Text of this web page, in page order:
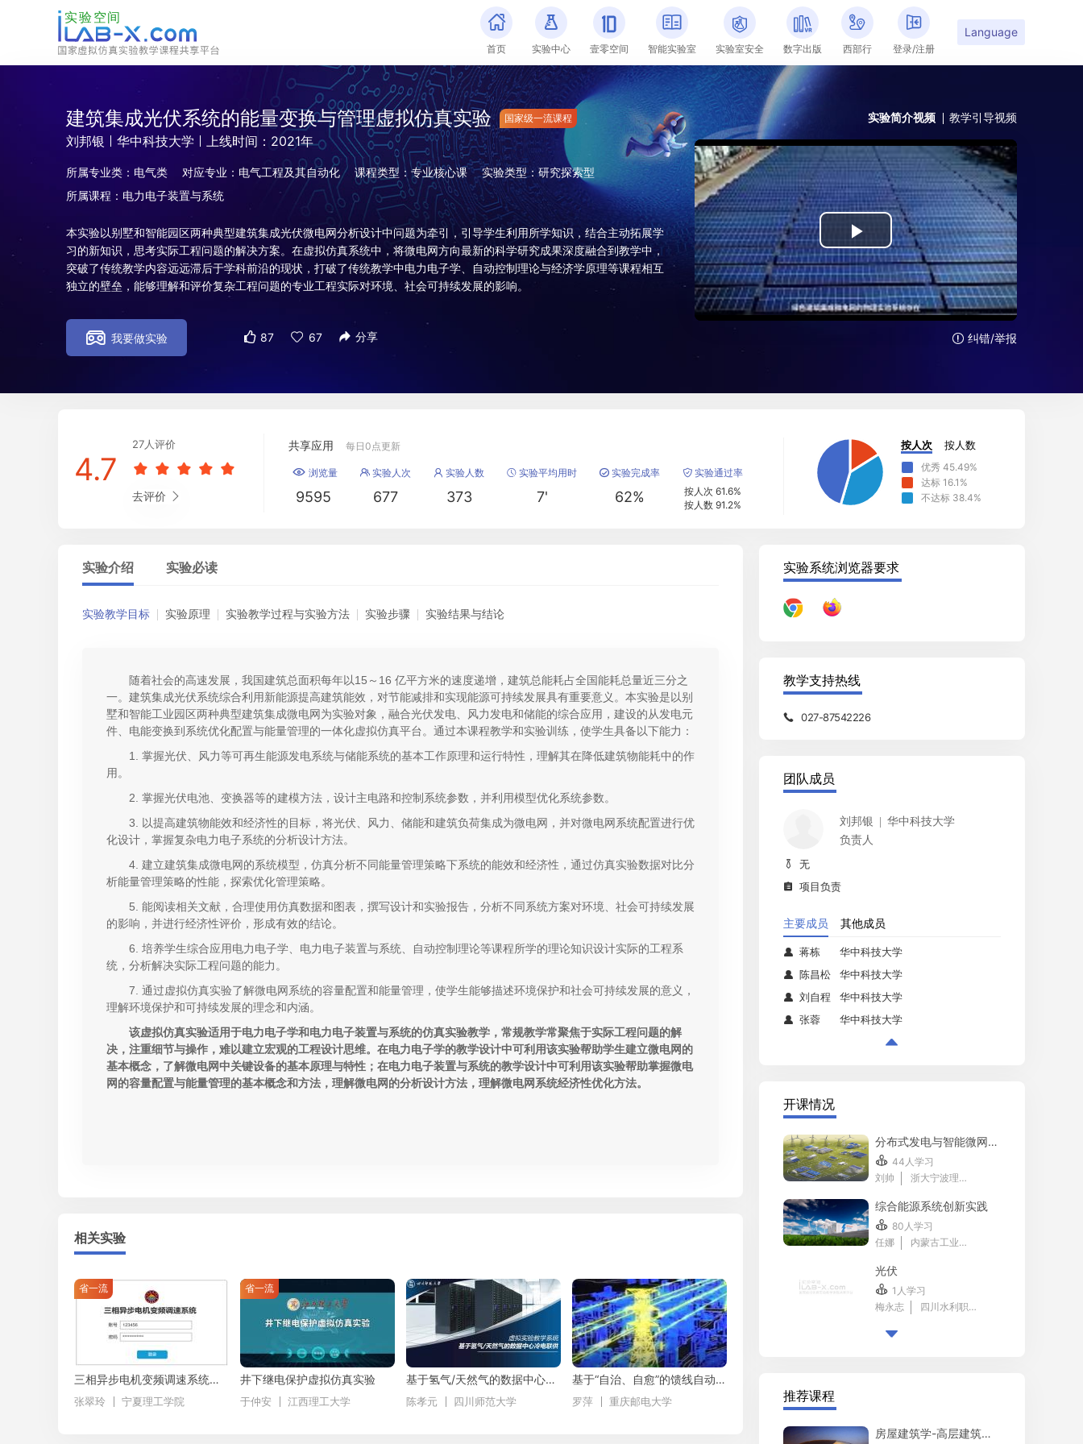
Language

首页

实验中心 壹零空间

智能实验室 实验室安全 数字出版

西部行

登录/注册
建筑集成光伏系统的能量变换与管理虚拟仿真实验 国家级一流课程
刘邦银 华中科技大学 上线时间：2021年
所属专业类：电气类 对应专业：电气工程及其自动化 课程类型：专业核心课
实验类型：研究探索型
所属课程：电力电子装置与系统
本实验以别墅和智能园区两种典型建筑集成光伏微电网分析设计中问题为牵引，引导学生利用所学知识，结合主动拓展学
习的新知识，思考实际工程问题的解决方案。在虚拟仿真系统中，将微电网方向最新的科学研究成果深度融合到教学中，
突破了传统教学内容远远滞后于学科前沿的现状，打破了传统教学中电力电子学、自动控制理论与经济学原理等课程相互
独立的壁垒，能够理解和评价复杂工程问题的专业工程实际对环境、社会可持续发展的影响。
 我要做实验  87  67  分享
实验简介视频 教学引导视频
Play
Video
 纠错/举报
4.7
27人评价
    
去评价 
共享应用 每日0点更新
 浏览量
9595
 实验人次
677
 实验人数
373
 实验平均用时
7'
 实验完成率
62%
 实验通过率
按人次 61.6%
按人数 91.2%
按人次 按人数
优秀 45.49%
达标 16.1 %
不达标 38.4%
实验介绍 实验必读
实验教学目标 实验原理 实验教学过程与实验方法 实验步骤 实验结果与结论
随着社会的高速发展，我国建筑总面积每年以15～16 亿平方米的速度递增，建筑总能耗占全国能耗总量近三分之
一。建筑集成光伏系统综合利用新能源提高建筑能效，对节能减排和实现能源可持续发展具有重要意义。本实验是以别
墅和智能工业园区两种典型建筑集成微电网为实验对象，融合光伏发电、风力发电和储能的综合应用，建设的从发电元
件、电能变换到系统优化配置与能量管理的一体化虚拟仿真平台。通过本课程教学和实验训练，使学生具备以下能力：
1. 掌握光伏、风力等可再生能源发电系统与储能系统的基本工作原理和运行特性，理解其在降低建筑物能耗中的作
用。
2. 掌握光伏电池、变换器等的建模方法，设计主电路和控制系统参数，并利用模型优化系统参数。
3. 以提高建筑物能效和经济性的目标，将光伏、风力、储能和建筑负荷集成为微电网，并对微电网系统配置进行优
化设计，掌握复杂电力电子系统的分析设计方法。
4. 建立建筑集成微电网的系统模型，仿真分析不同能量管理策略下系统的能效和经济性，通过仿真实验数据对比分
析能量管理策略的性能，探索优化管理策略。
5. 能阅读相关文献，合理使用仿真数据和图表，撰写设计和实验报告，分析不同系统方案对环境、社会可持续发展
的影响，并进行经济性评价，形成有效的结论。
6. 培养学生综合应用电力电子学、电力电子装置与系统、自动控制理论等课程所学的理论知识设计实际的工程系
统，分析解决实际工程问题的能力。
7. 通过虚拟仿真实验了解微电网系统的容量配置和能量管理，使学生能够描述环境保护和社会可持续发展的意义，
理解环境保护和可持续发展的理念和内涵。
该虚拟仿真实验适用于电力电子学和电力电子装置与系统的仿真实验教学，常规教学常聚焦于实际工程问题的解
决，注重细节与操作，难以建立宏观的工程设计思维。在电力电子学的教学设计中可利用该实验帮助学生建立微电网的
基本概念，了解微电网中关键设备的基本原理与特性；在电力电子装置与系统的教学设计中可利用该实验帮助掌握微电
网的容量配置与能量管理的基本概念和方法，理解微电网的分析设计方法，理解微电网系统经济性优化方法。
相关实验
省一流
三相异步电机变频调速系统虚拟仿真实验
张翠玲 宁夏理工学院
省一流
井下继电保护虚拟仿真实验
于仲安 江西理工大学
基于氢气/天然气的数据中心冷电联供虚拟仿真实验
陈孝元 四川师范大学
基于“自治、自愈”的馈线自动化虚拟仿真实验
罗萍 重庆邮电大学
实验系统浏览器要求
教学支持热线
 027-87542226
团队成员
刘邦银
华中科技大学
负责人
 无
 项目负责
主要成员 其他成员
 蒋栋 华中科技大学
 陈昌松 华中科技大学
 刘自程 华中科技大学
 张蓉 华中科技大学

开课情况
分布式发电与智能微网-实验2
 44人学习
刘帅
浙大宁波理工学院
综合能源系统创新实践
 80人学习
任娜
内蒙古工业大学
光伏
 1人学习
梅永志
四川水利职业技术学院

推荐课程
房屋建筑学-高层建筑防火设计虚拟仿真